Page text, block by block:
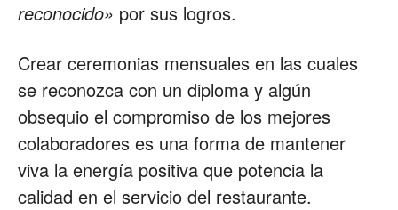
reconocido» por sus logros.
Crear ceremonias mensuales en las cuales
se reconozca con un diploma y algún
obsequio el compromiso de los mejores
colaboradores es una forma de mantener
viva la energía positiva que potencia la
calidad en el servicio del restaurante.